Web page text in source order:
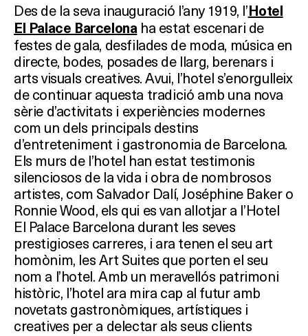
Des de la seva inauguració l’any 1919, l’Hotel
El Palace Barcelona ha estat escenari de
festes de gala, desfilades de moda, música en
directe, bodes, posades de llarg, berenars i
arts visuals creatives. Avui, l’hotel s’enorgulleix
de continuar aquesta tradició amb una nova
sèrie d’activitats i experiències modernes
com un dels principals destins
d’entreteniment i gastronomia de Barcelona.
Els murs de l’hotel han estat testimonis
silenciosos de la vida i obra de nombrosos
artistes, com Salvador Dalí, Joséphine Baker o
Ronnie Wood, els qui es van allotjar a l’Hotel
El Palace Barcelona durant les seves
prestigioses carreres, i ara tenen el seu art
homònim, les Art Suites que porten el seu
nom a l’hotel. Amb un meravellós patrimoni
històric, l’hotel ara mira cap al futur amb
novetats gastronòmiques, artístiques i
creatives per a delectar als seus clients